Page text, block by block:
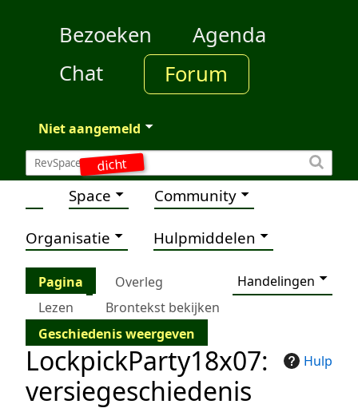
dicht
Bezoeken
Agenda
Chat
Forum
Niet aangemeld
Space Community
Organisatie Hulpmiddelen
Pagina Overleg
Handelingen
Lezen
Brontekst bekijken
Geschiedenis weergeven
Hulp
LockpickParty18x07:
versiegeschiedenis